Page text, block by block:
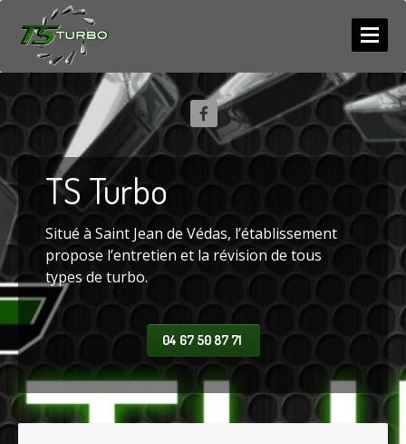
ACCUEIL
SERVICES
NEUF/ ECHANGE
RÉPARATION
COMPETITION
Diagnostic
PHOTOS
LESACTUS
CONTACT
TS Turbo
Situé à Saint Jean de Védas, l’établissement
propose l’entretien et la révision de tous
types de turbo.
04 67 50 87 71